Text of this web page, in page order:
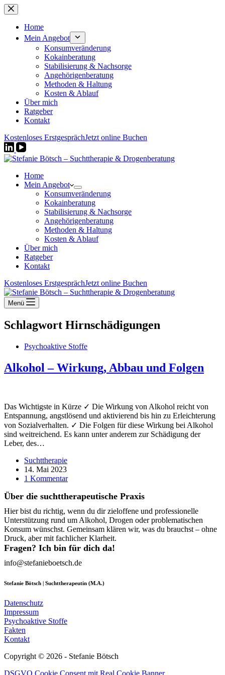
Zum
Inhalt
springenHome
Mein Angebot
Konsumveränderung
Kokainberatung
Stabilisierung & Nachsorge
Angehörigenberatung
Methoden & Haltung
Kosten & Ablauf
Über mich
Ratgeber
Kontakt
Kostenloses ErstgesprächJetzt online Buchen
Home
Mein Angebot
Konsumveränderung
Kokainberatung
Stabilisierung & Nachsorge
Angehörigenberatung
Methoden & Haltung
Kosten & Ablauf
Über mich
Ratgeber
Kontakt
Kostenloses ErstgesprächJetzt online Buchen
Menü
Schlagwort Hirnschädigungen
Psychoaktive Stoffe
Alkohol – Wirkung, Abbau und Folgen
Das Wichtigste in Kürze ✓ Die Wirkung von Alkohol reicht von
Entspannung, angstlösend und aktivierend bis hin zu Erleichterung
von Sozialverhalten. ✓ Die Folgen für diese Wirkung bei Alkohol
sind weitreichend. Es kann unter anderem zur Schädigung der
Leber, des…
Suchttherapie
14. Mai 2023
1 Kommentar
Über die suchttherapeutische Praxis
Hier bist du richtig, wenn du dir zieloffene und professionelle
Unterstützung rund um Alkohol, Drogen oder problematischen
Konsum wünschst. Gemeinsam klären wir, was du brauchst – ohne
Druck, aber mit fachlicher Klarheit.
Fragen? Ich bin für dich da!
info@stefanieboetsch.de
Stefanie Bötsch | Suchttherapeutin (M.A.)
Datenschutz
Impressum
Psychoaktive Stoffe
Fakten
Kontakt
Copyright © 2026 - Stefanie Bötsch
DSGVO Cookie Consent mit Real Cookie Banner